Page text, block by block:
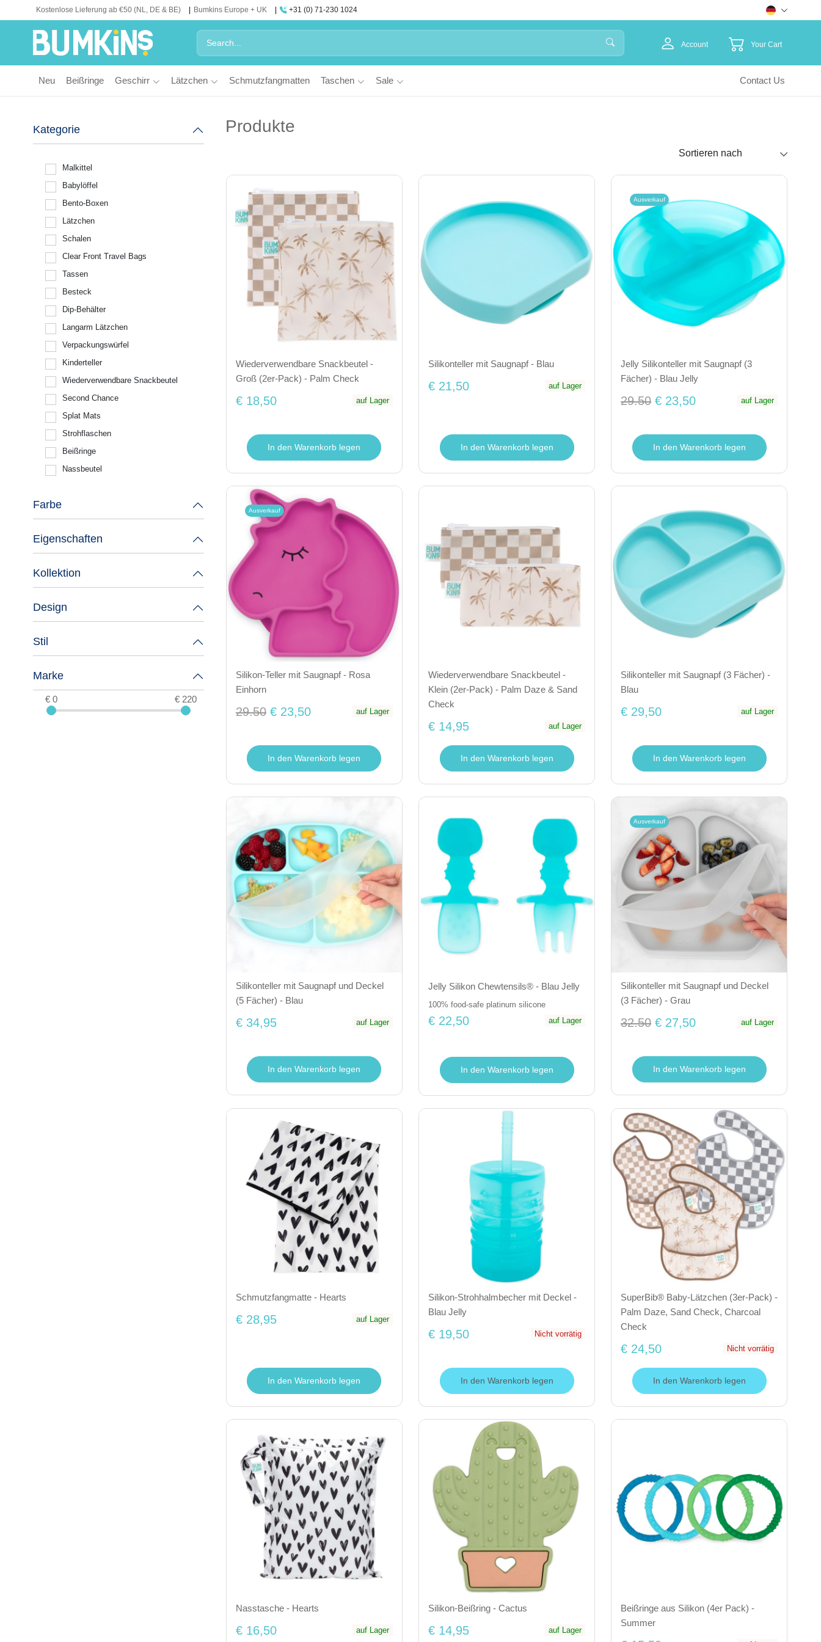
Kostenlose Lieferung ab €50 (NL, DE & BE) Bumkins Europe + UK +31 (0) 71-230 1024
Account Your Cart
Neu Beißringe Geschirr Lätzchen Schmutzfangmatten Taschen Sale Contact Us
Kategorie
Malkittel
Babylöffel
Bento-Boxen
Lätzchen
Schalen
Clear Front Travel Bags
Tassen
Besteck
Dip-Behälter
Langarm Lätzchen
Verpackungswürfel
Kinderteller
Wiederverwendbare Snackbeutel
Second Chance
Splat Mats
Strohflaschen
Beißringe
Nassbeutel
Farbe
Eigenschaften
Kollektion
Design
Stil
Marke
€ 0 € 220
Produkte
Wiederverwendbare Snackbeutel -
Groß (2er-Pack) - Palm Check
€ 18,50 auf Lager
In den Warenkorb legen
Silikonteller mit Saugnapf - Blau
€ 21,50 auf Lager
In den Warenkorb legen
Ausverkauf
Jelly Silikonteller mit Saugnapf (3
Fächer) - Blau Jelly
29.50 € 23,50 auf Lager
In den Warenkorb legen
Ausverkauf
Silikon-Teller mit Saugnapf - Rosa
Einhorn
29.50 € 23,50 auf Lager
In den Warenkorb legen
Wiederverwendbare Snackbeutel -
Klein (2er-Pack) - Palm Daze & Sand
Check
€ 14,95 auf Lager
In den Warenkorb legen
Silikonteller mit Saugnapf (3 Fächer) -
Blau
€ 29,50 auf Lager
In den Warenkorb legen
Silikonteller mit Saugnapf und Deckel
(5 Fächer) - Blau
€ 34,95 auf Lager
In den Warenkorb legen
Jelly Silikon Chewtensils® - Blau Jelly
100% food-safe platinum silicone
€ 22,50 auf Lager
In den Warenkorb legen
Ausverkauf
Silikonteller mit Saugnapf und Deckel
(3 Fächer) - Grau
32.50 € 27,50 auf Lager
In den Warenkorb legen
Schmutzfangmatte - Hearts
€ 28,95 auf Lager
In den Warenkorb legen
Silikon-Strohhalmbecher mit Deckel -
Blau Jelly
€ 19,50 Nicht vorrätig
In den Warenkorb legen
SuperBib® Baby-Lätzchen (3er-Pack) -
Palm Daze, Sand Check, Charcoal
Check
€ 24,50 Nicht vorrätig
In den Warenkorb legen
Nasstasche - Hearts
€ 16,50 auf Lager
Silikon-Beißring - Cactus
€ 14,95 auf Lager
Beißringe aus Silikon (4er Pack) -
Summer